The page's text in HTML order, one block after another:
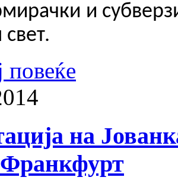
и
повеќе
на
Франкфурт